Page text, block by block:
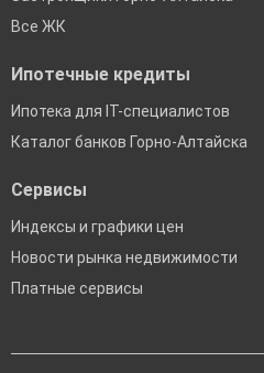
Все ЖК
Ипотечные кредиты
Ипотека для IT-специалистов
Каталог банков Горно-Алтайска
Сервисы
Индексы и графики цен
Новости рынка недвижимости
Платные сервисы